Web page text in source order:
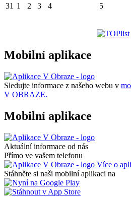
31 1 2 3 4 5
Mobilní aplikace
Sledujte informace z našeho webu v
V OBRAZE.
Mobilní aplikace
Aktuální informace od nás
Přímo ve vašem telefonu
Více o
Stáhněte si naši mobilní aplikaci na